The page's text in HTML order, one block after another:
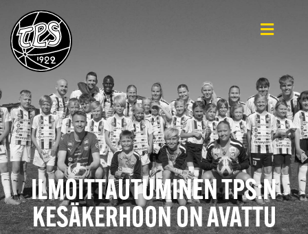
ILMOITTAUTUMINEN TPS:N
KESÄKERHOON ON AVATTU